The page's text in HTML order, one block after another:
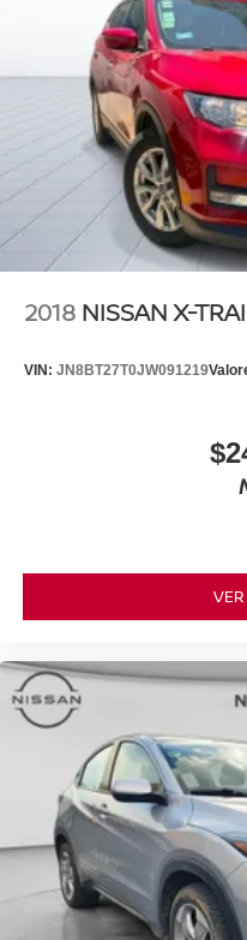
2018 NISSAN X-
VIN: JN8BT27T0JW091219